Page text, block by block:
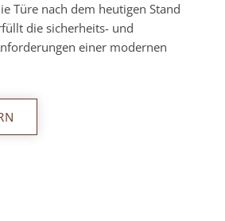
Türe nach dem heutigen Stand
die sicherheits- und
einer modernen